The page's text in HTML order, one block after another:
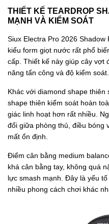
THIẾT KẾ TEARDROP
MẠNH VÀ KIỂM SOÁT
Siux Electra Pro 2026
kiểu form giọt nước rất phổ
cấp. Thiết kế này giúp cây vợt
năng tấn công và độ kiểm soát.
Khác với diamond shape
shape thiên kiểm soát hoàn
giác linh hoạt hơn rất nhiều.
đổi giữa phòng thủ, điều bóng
mất ổn định.
Điểm cân bằng medium
khá cân bằng tay, không quá
lực smash mạnh. Đây là yếu
nhiều phong cách chơi khác